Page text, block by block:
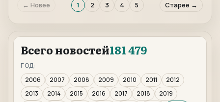
← Новее 1 2 3 4 5 Старее →
Всего новостей181 479
ГОД:
2006
2007 2008 2009 2010 2011
2012
2013
2014 2015 2016 2017 2018
2019